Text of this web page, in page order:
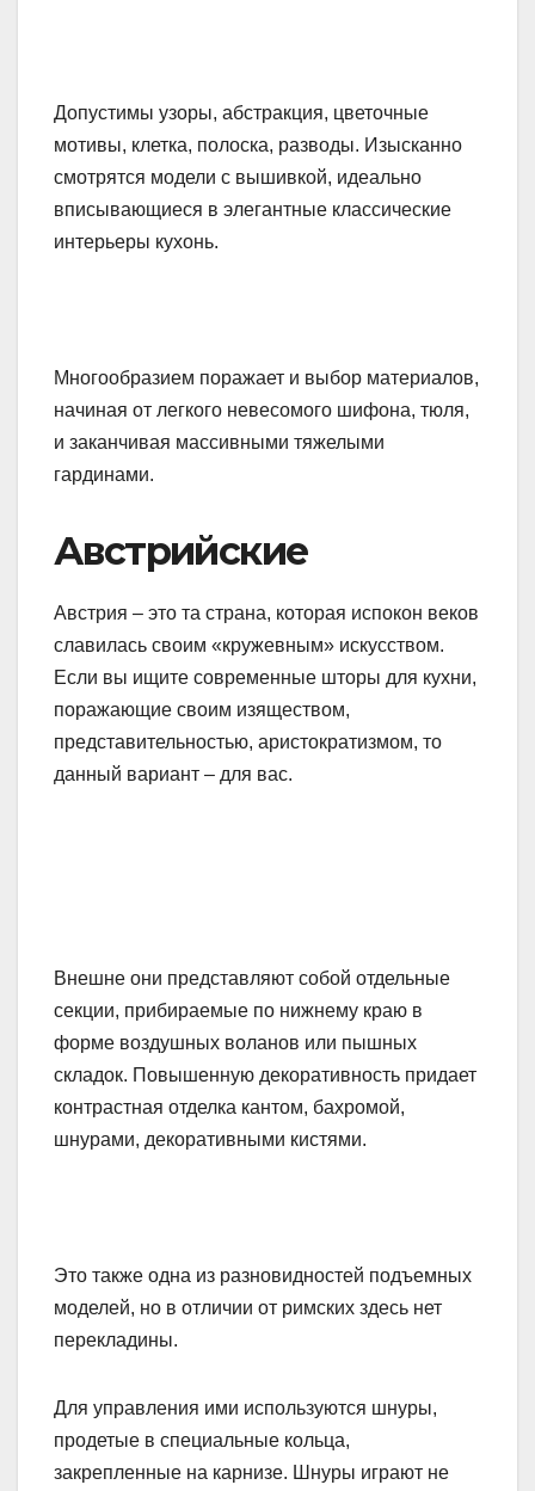
Допустимы узоры, абстракция, цветочные
мотивы, клетка, полоска, разводы. Изысканно
смотрятся модели с вышивкой, идеально
вписывающиеся в элегантные классические
интерьеры кухонь.
Многообразием поражает и выбор материалов,
начиная от легкого невесомого шифона, тюля,
и заканчивая массивными тяжелыми
гардинами.
Австрийские
Австрия – это та страна, которая испокон веков
славилась своим «кружевным» искусством.
Если вы ищите современные шторы для кухни,
поражающие своим изяществом,
представительностью, аристократизмом, то
данный вариант – для вас.
Внешне они представляют собой отдельные
секции, прибираемые по нижнему краю в
форме воздушных воланов или пышных
складок. Повышенную декоративность придает
контрастная отделка кантом, бахромой,
шнурами, декоративными кистями.
Это также одна из разновидностей подъемных
моделей, но в отличии от римских здесь нет
перекладины.
Для управления ими используются шнуры,
продетые в специальные кольца,
закрепленные на карнизе. Шнуры играют не